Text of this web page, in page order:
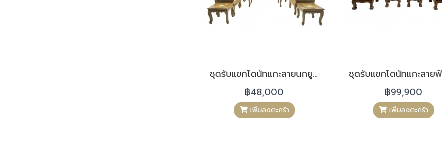
ชุดรับแขกโดนัทแกะลายนกยูงไม้สัก LS012
฿48,000
เพิ่มลงตะกร้า
฿99,900
เพิ่มลงตะกร้า